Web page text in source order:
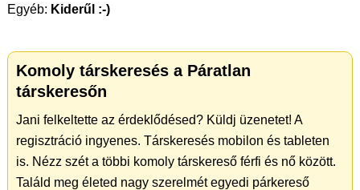
Egyéb: Kiderűl :-)
Komoly társkeresés a Páratlan
társkeresőn
Jani felkeltette az érdeklődésed? Küldj üzenetet! A
regisztráció ingyenes. Társkeresés mobilon és tableten
is. Nézz szét a többi komoly társkereső férfi és nő között.
Találd meg életed nagy szerelmét egyedi párkereső